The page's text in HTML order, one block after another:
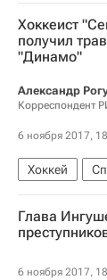
Хоккеист
получил
"Динамо"
Александр
Корреспондент
6 ноября 2017,
Хоккей
Северсталь
Валерий
Глава
6 ноября 2017,